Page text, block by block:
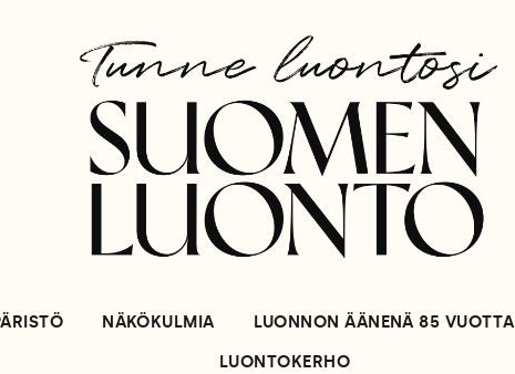
NÄKÖKULMIA LUONNON ÄÄNENÄ 85 VUOTTA
LUONTOKERHO